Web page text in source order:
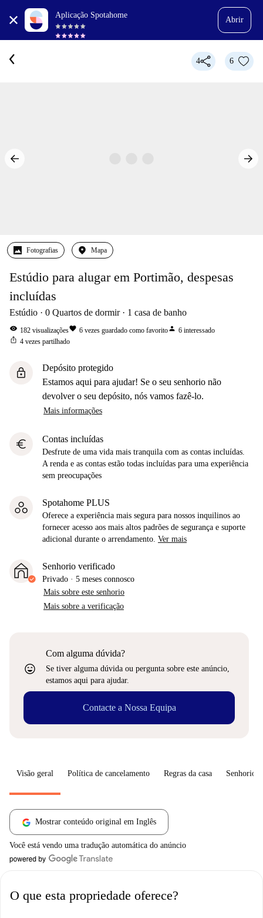
Aplicação Spotahome
Abrir
4 6
Fotografias Mapa
Estúdio para alugar em Portimão, despesas
incluídas
Estúdio 0 Quartos de dormir 1 casa de banho
visibility 182 visualizaçõesfavorite 6 vezes guardado como favoritoperson 6 interessado
ios_share 4 vezes partilhado
lock
Depósito protegido
Estamos aqui para ajudar! Se o seu senhorio não
devolver o seu depósito, nós vamos fazê-lo.
Mais informações
euro Contas incluídas
Desfrute de uma vida mais tranquila com as contas incluídas.
A renda e as contas estão todas incluídas para uma experiência
sem preocupações
Spotahome PLUS
Oferece a experiência mais segura para nossos inquilinos ao
fornecer acesso aos mais altos padrões de segurança e suporte
adicional durante o arrendamento. Ver mais
Senhorio verificado
Privado · 5 meses connosco
Mais sobre este senhorio
Mais sobre a verificação
sentiment_very_satisfied
Com alguma dúvida?
Se tiver alguma dúvida ou pergunta sobre este anúncio,
estamos aqui para ajudar.
Contacte a Nossa Equipa
Visão geral Política de cancelamento Regras da casa Senhorio
Mostrar conteúdo original em Inglês
Você está vendo uma tradução automática do anúncio
O que esta propriedade oferece?